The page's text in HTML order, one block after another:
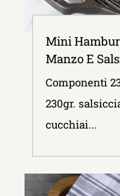
Mini
Manzo E
Componenti
230gr.
cucchiai...